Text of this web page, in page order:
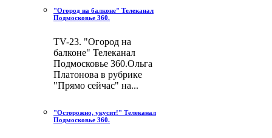
"Огород на балконе" Телеканал
Подмосковье 360.
TV-23. "Огород на
балконе" Телеканал
Подмосковье 360.Ольга
Платонова в рубрике
"Прямо сейчас" на...
"Осторожно, укусит!" Телеканал
Подмосковье 360.